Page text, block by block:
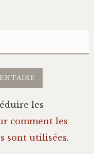
les
comment les
sont utilisées.